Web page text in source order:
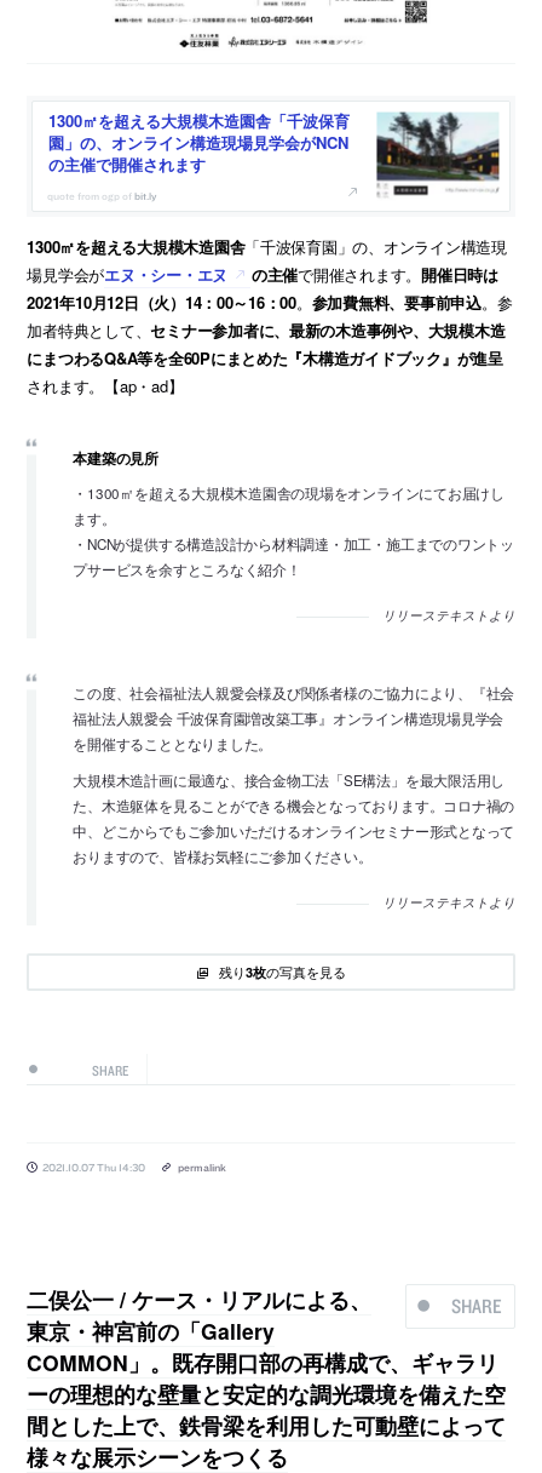
1300㎡を超える大規模木造園舎「千波保育
園」の、オンライン構造現場見学会がNCN
の主催で開催されます
bit.ly
1300㎡を超える大規模木造園舎「千波保育園」の、オンライン構造現
場見学会がエヌ・シー・エヌ の主催で開催されます。開催日時は
2021年10月12日（火）14：00～16：00。 参加費無料、要事前申込。参
加者特典として、セミナー参加者に、最新の木造事例や、大規模木造
にまつわるQ&A等を全60Pにまとめた『木構造ガイドブック』が進呈
されます。【ap・ad】
本建築の見所
・1300㎡を超える大規模木造園舎の現場をオンラインにてお届けし
ます。
・NCNが提供する構造設計から材料調達・加工・施工までのワントッ
プサービスを余すところなく紹介！
リリーステキストより
この度、社会福祉法人親愛会様及び関係者様のご協力により、『社会
福祉法人親愛会 千波保育園増改築工事』オンライン構造現場見学会
を開催することとなりました。
大規模木造計画に最適な、接合金物工法「SE構法」を最大限活用し
た、木造躯体を見ることができる機会となっております。コロナ禍の
中、どこからでもご参加いただけるオンラインセミナー形式となって
おりますので、皆様お気軽にご参加ください。
リリーステキストより
残り3枚の写真を見る
SHARE
2021.10.07 Thu 14:30 permalink
SHARE
二俣公一 / ケース・リアルによる、
東京・神宮前の「Gallery
COMMON」。既存開口部の再構成で、ギャラリ
ーの理想的な壁量と安定的な調光環境を備えた空
間とした上で、鉄骨梁を利用した可動壁によって
様々な展示シーンをつくる